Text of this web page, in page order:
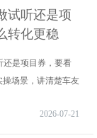
试听还是项
转化更稳
还是项目券，要看
场景，讲清楚车友
2026-07-21